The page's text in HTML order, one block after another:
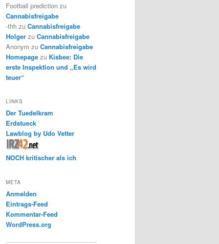
Football prediction zu
Cannabisfreigabe
-thh zu Cannabisfreigabe
Holger zu Cannabisfreigabe
Anonym zu Cannabisfreigabe
Homepage zu Kisbee: Die
erste Inspektion und „Es wird
teuer“
LINKS
Der Tuedelkram
Erdstueck
Lawblog by Udo Vetter
NOCH kritischer als ich
META
Anmelden
Eintrags-Feed
Kommentar-Feed
WordPress.org